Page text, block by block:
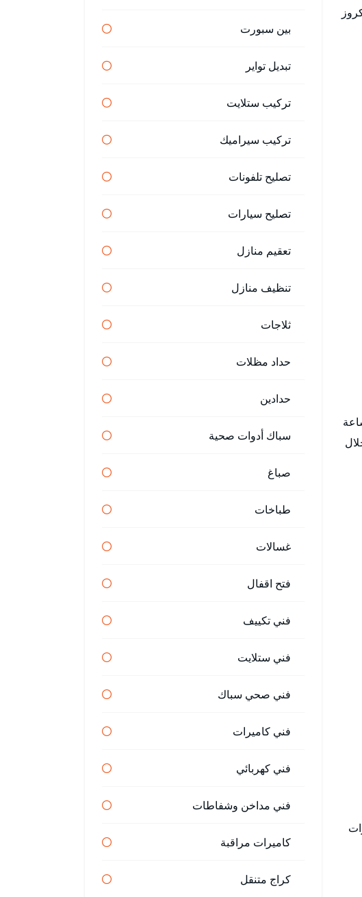
بين سبورت
تبديل تواير
تركيب ستلايت
تركيب سيراميك
تصليح تلفونات
تصليح سيارات
تعقيم منازل
تنظيف منازل
ثلاجات
حداد مظلات
حدادين
سباك أدوات صحية
صباغ
طباخات
غسالات
فتح اقفال
فني تكييف
فني ستلايت
فني صحي سباك
فني كاميرات
فني كهربائي
فني مداخن وشفاطات
كاميرات مراقبة
كراج متنقل